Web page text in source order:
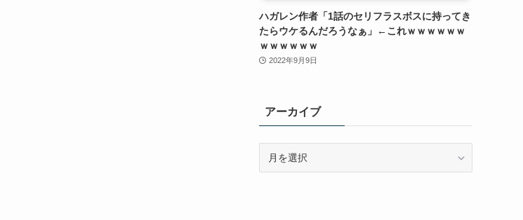
ハガレン作者「1話のセリフラスボスに持ってき
たらウケるんだろうなぁ」←これｗｗｗｗｗｗ
ｗｗｗｗｗｗ
2022年9月9日
アーカイブ